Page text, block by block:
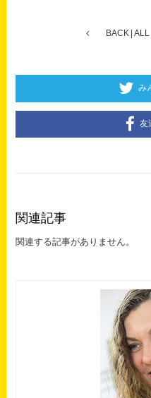
BACK ALL
み
友
関連記事
関連する記事がありません。